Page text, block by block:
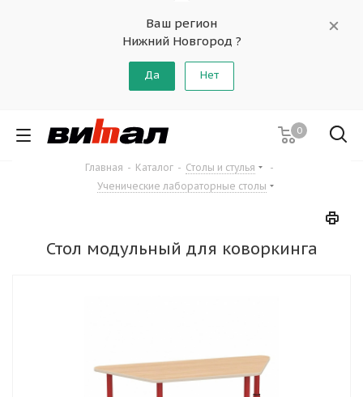
Ваш регион
Нижний Новгород ?
Да Нет
0
Главная - Каталог - Столы и стулья
-
Ученические лабораторные столы
Стол модульный для коворкинга